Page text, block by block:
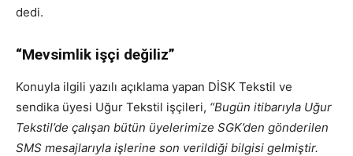
dedi.
“Mevsimlik işçi değiliz”
Konuyla ilgili yazılı açıklama yapan DİSK Tekstil ve
sendika üyesi Uğur Tekstil işçileri, “Bugün itibarıyla Uğur
Tekstil’de çalışan bütün üyelerimize SGK’den gönderilen
SMS mesajlarıyla işlerine son verildiği bilgisi gelmiştir.